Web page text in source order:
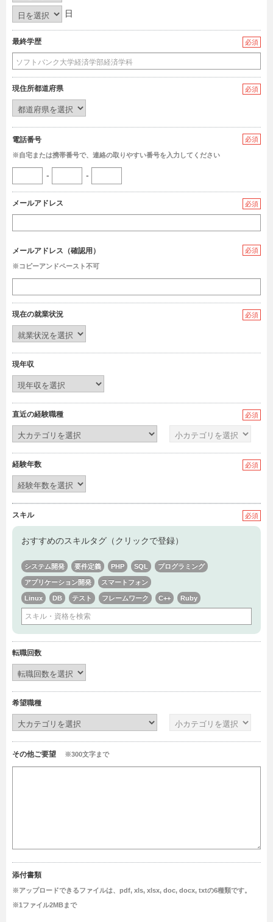
日
最終学歴 必須
現住所都道府県 必須
電話番号
※自宅または携帯番号で、連絡の取りやすい番号を入力してください
必須
- -
メールアドレス 必須
メールアドレス（確認用）
※コピーアンドペースト不可
必須
現在の就業状況 必須
現年収
直近の経験職種 必須
経験年数 必須
スキル 必須
おすすめのスキルタグ（クリックで登録）
システム開発 要件定義 PHP SQL プログラミング
アプリケーション開発 スマートフォン
Linux DB テスト フレームワーク C++ Ruby
転職回数
希望職種
その他ご要望 ※300文字まで
添付書類
※アップロードできるファイルは、pdf, xls, xlsx, doc, docx, txtの6種類です。
※1ファイル2MBまで